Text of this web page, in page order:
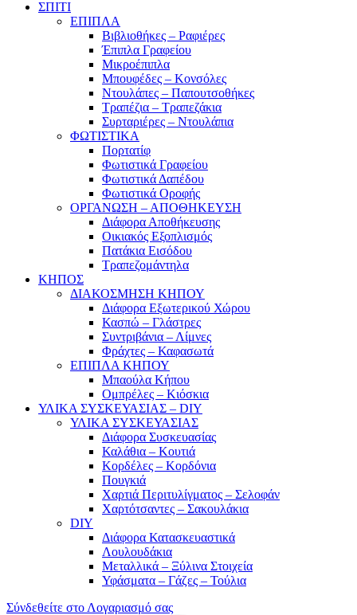
ΣΠΙΤΙ
ΕΠΙΠΛΑ
Βιβλιοθήκες – Ραφιέρες
Έπιπλα Γραφείου
Μικροέπιπλα
Μπουφέδες – Κονσόλες
Ντουλάπες – Παπουτσοθήκες
Τραπέζια – Τραπεζάκια
Συρταριέρες – Ντουλάπια
ΦΩΤΙΣΤΙΚΑ
Πορτατίφ
Φωτιστικά Γραφείου
Φωτιστικά Δαπέδου
Φωτιστικά Οροφής
ΟΡΓΑΝΩΣΗ – ΑΠΟΘΗΚΕΥΣΗ
Διάφορα Αποθήκευσης
Οικιακός Εξοπλισμός
Πατάκια Εισόδου
Τραπεζομάντηλα
ΚΗΠΟΣ
ΔΙΑΚΟΣΜΗΣΗ ΚΗΠΟΥ
Διάφορα Εξωτερικού Χώρου
Κασπώ – Γλάστρες
Συντριβάνια – Λίμνες
Φράχτες – Καφασωτά
ΕΠΙΠΛΑ ΚΗΠΟΥ
Μπαούλα Κήπου
Ομπρέλες – Κιόσκια
ΥΛΙΚΑ ΣΥΣΚΕΥΑΣΙΑΣ – DIY
ΥΛΙΚΑ ΣΥΣΚΕΥΑΣΙΑΣ
Διάφορα Συσκευασίας
Καλάθια – Κουτιά
Κορδέλες – Κορδόνια
Πουγκιά
Χαρτιά Περιτυλίγματος – Σελοφάν
Χαρτότσαντες – Σακουλάκια
DIY
Διάφορα Κατασκευαστικά
Λουλουδάκια
Μεταλλικά – Ξύλινα Στοιχεία
Υφάσματα – Γάζες – Τούλια
Σύνδεθείτε στο Λογαριασμό σας